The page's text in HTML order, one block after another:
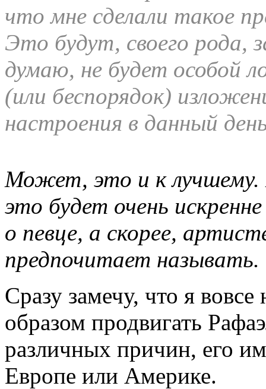
что мне сделали такое
Это будут, своего рода,
думаю, не будет особой
(или беспорядок)
настроения в данный
Может, это и к
это будет очень
о певце, а скорее,
предпочитает называть.
Сразу замечу, что я
образом продвигать
различных причин, его
Европе или Америке.